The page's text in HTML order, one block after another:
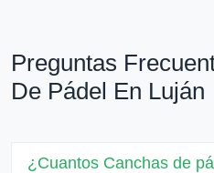
Preguntas
De Pádel En Luján
¿Cuantos Canchas de